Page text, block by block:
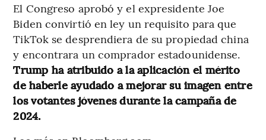
El Congreso aprobó y el expresidente Joe
Biden convirtió en ley un requisito para que
TikTok se desprendiera de su propiedad china
y encontrara un comprador estadounidense.
Trump ha atribuido a la aplicación el mérito
de haberle ayudado a mejorar su imagen entre
los votantes jóvenes durante la campaña de
2024.